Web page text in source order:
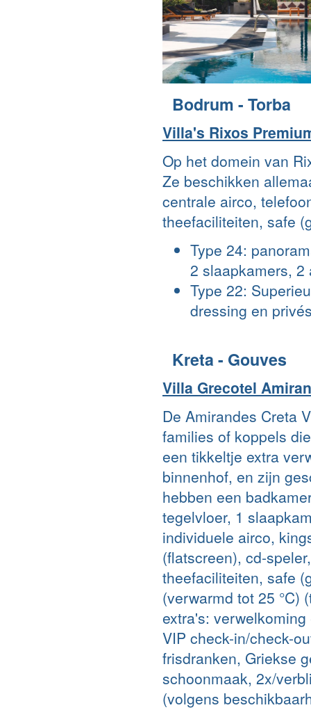
Bodrum - Torba
Villa's Rixos
Op het domein van
Ze beschikken
centrale airco,
theefaciliteiten, safe
Type 24:
2 slaapkamers,
Type 22:
dressing en
Kreta - Gouves
Villa Grecotel
De Amirandes Creta
families of koppels
een tikkeltje extra
binnenhof, en zijn
hebben een
tegelvloer, 1
individuele airco,
(flatscreen), cd-
theefaciliteiten, safe
(verwarmd tot 25 °C)
extra's:
VIP check-in/check-
frisdranken, Griekse
schoonmaak, 2x/
(volgens